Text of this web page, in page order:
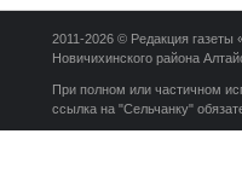
2011-2026 © Редакция газеты
Новичихинского района
При полном или частичном
ссылка на "Сельчанку"